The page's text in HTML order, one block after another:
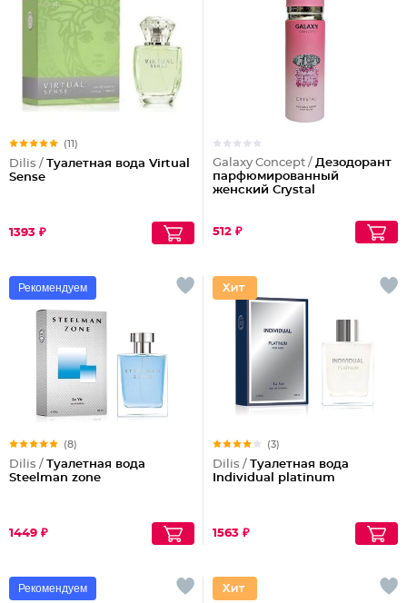
(11)
Dilis / Туалетная вода Virtual
Sense
1393 ₽
Galaxy Concept / Дезодорант
парфюмированный
женский Crystal
512 ₽
Рекомендуем
(8)
Dilis / Туалетная вода
Steelman zone
1449 ₽
(3)
Dilis / Туалетная вода
Individual platinum
1563 ₽
Рекомендуем